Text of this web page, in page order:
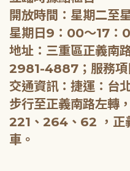
開放時間：星期二至
星期日9：00～17：
地址：三重區正義南
2981-4887；服務項
交通資訊：捷運：台
步行至正義南路左轉
221、264、62 ，正
車。